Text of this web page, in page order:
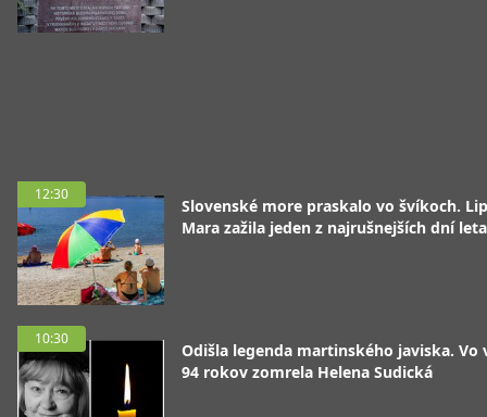
12:30
Slovenské more praskalo vo švíkoch.
Mara zažila jeden z najrušnejších dní leta
10:30
Odišla legenda martinského javiska. Vo
94 rokov zomrela Helena Sudická